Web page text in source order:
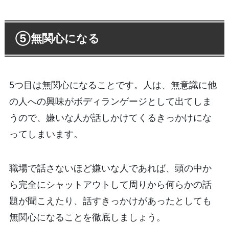
⑤無関心になる
5つ目は無関心になることです。人は、無意識に他
の人への興味がボディランゲージとして出てしま
うので、嫌いな人が話しかけてくるきっかけにな
ってしまいます。
職場で話さないほど嫌いな人であれば、頭の中か
ら完全にシャットアウトして周りから何らかの話
題が聞こえたり、話すきっかけがあったとしても
無関心になることを徹底しましょう。